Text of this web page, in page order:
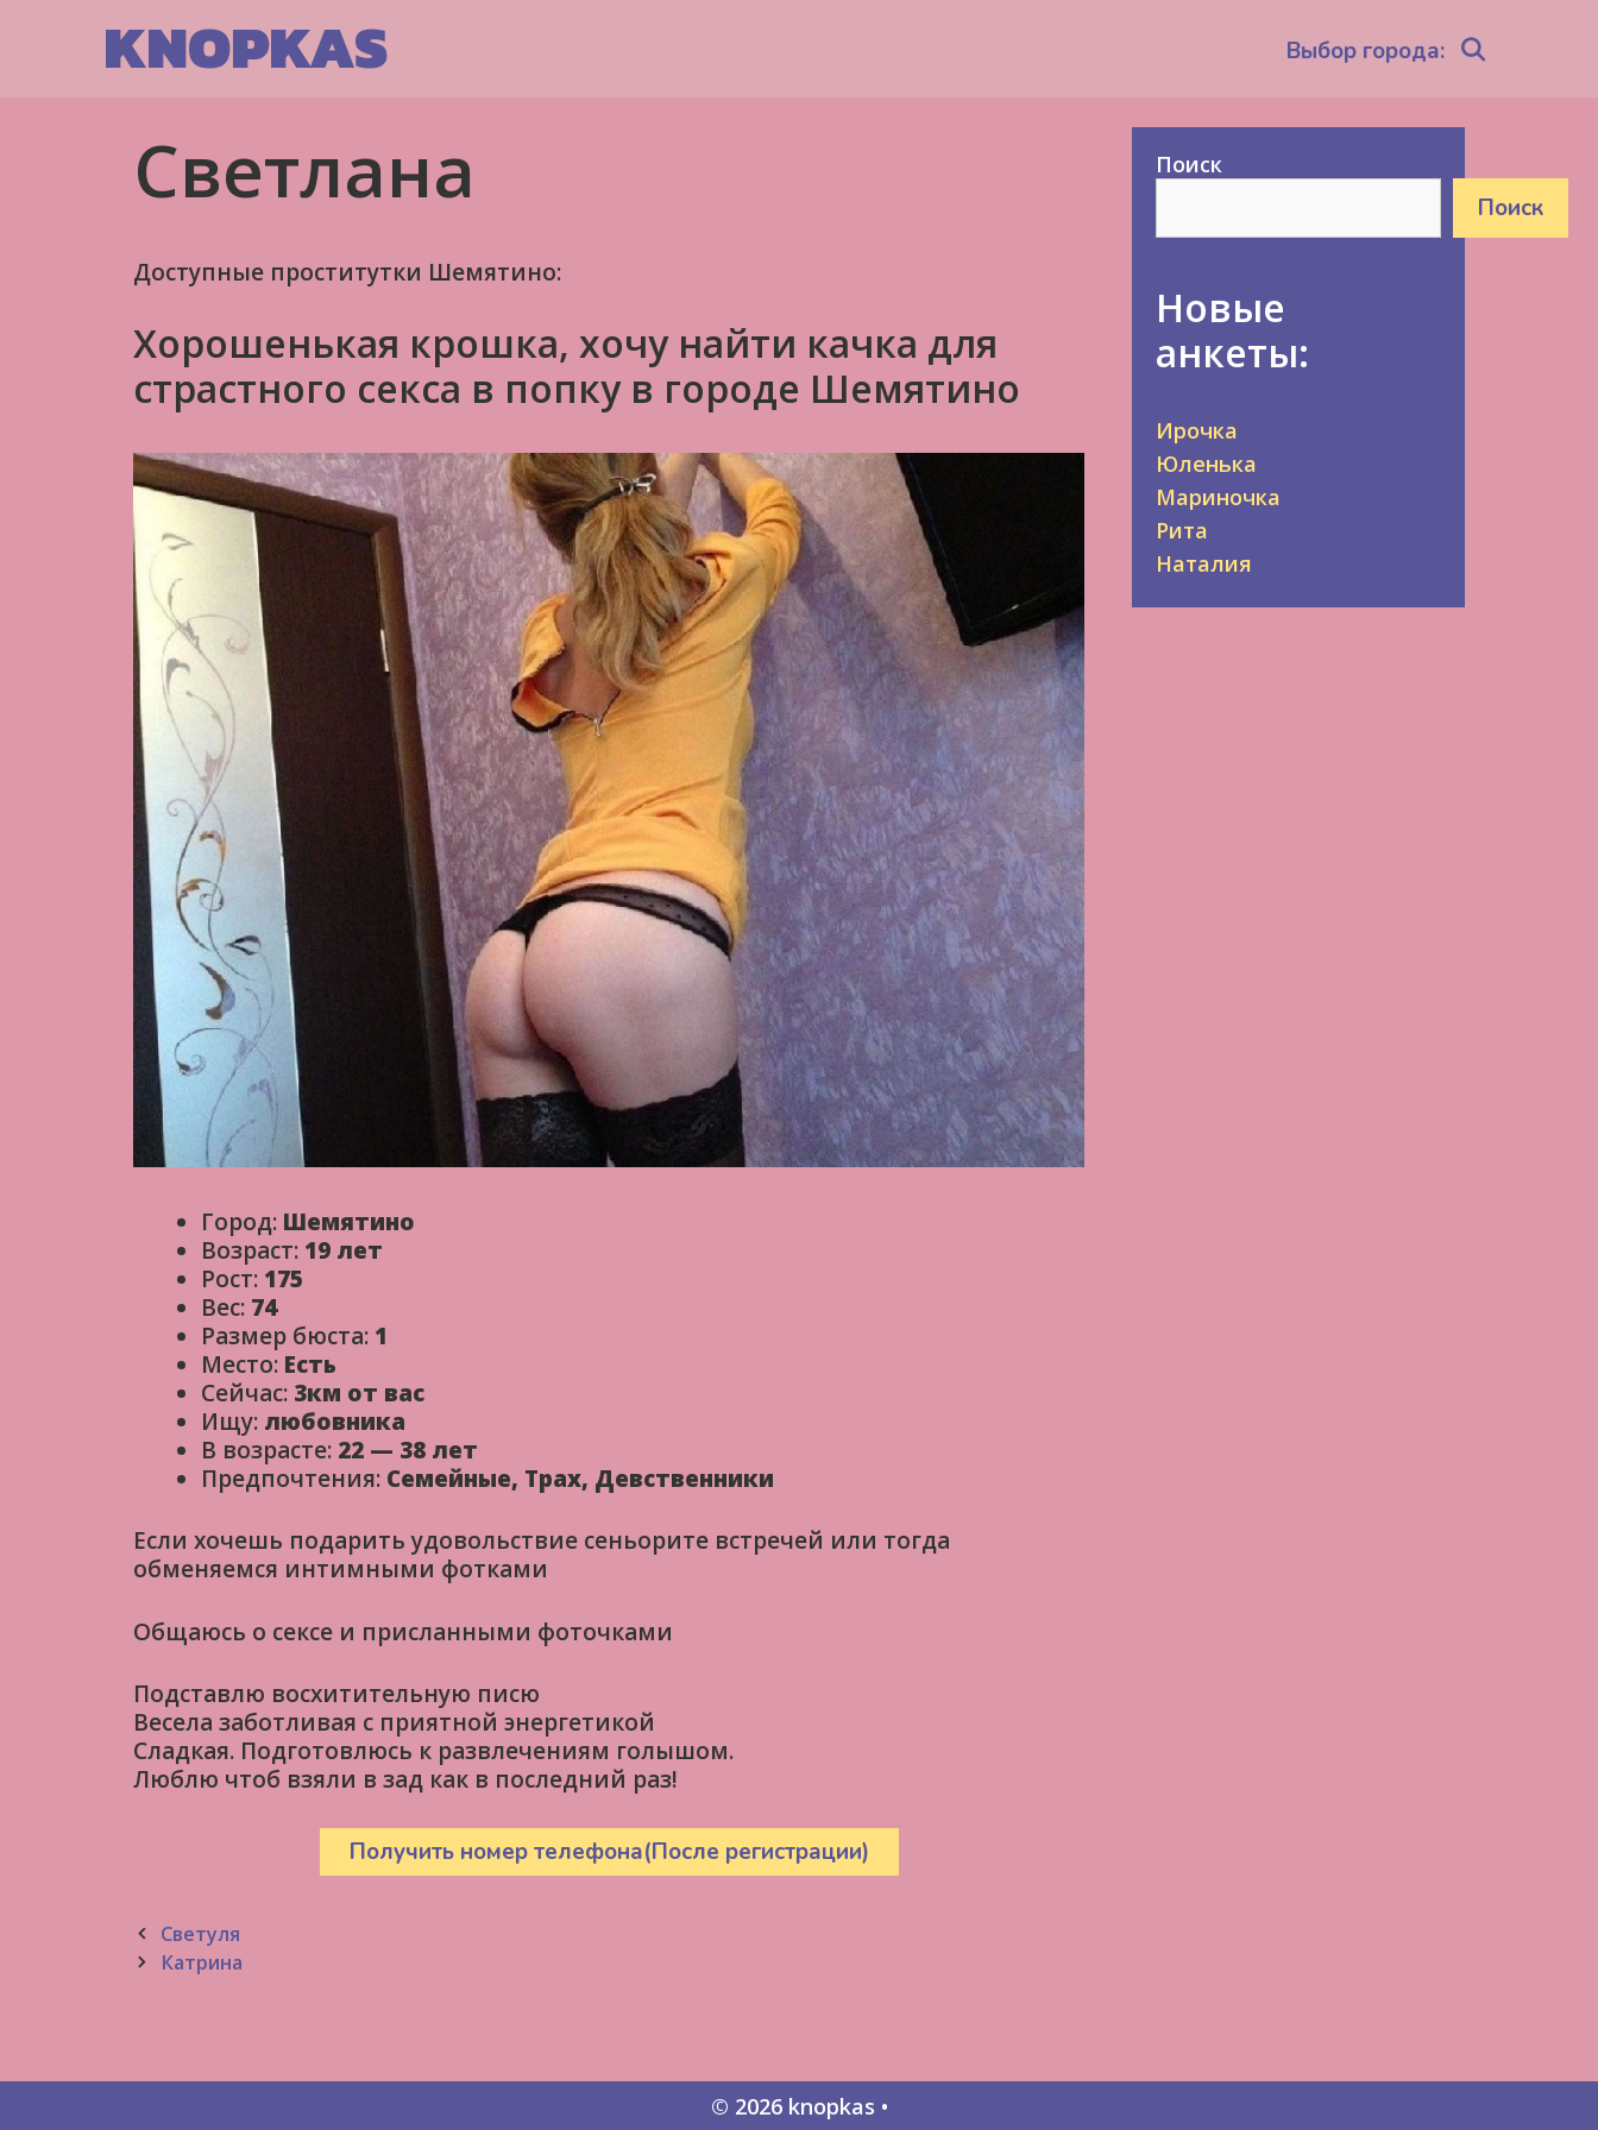
KNOPKAS Выбор города:
Светлана
Доступные проститутки Шемятино:
Хорошенькая крошка, хочу найти качка для
страстного секса в попку в городе Шемятино
Город: Шемятино
Возраст: 19 лет
Рост: 175
Вес: 74
Размер бюста: 1
Место: Есть
Сейчас: 3км от вас
Ищу: любовника
В возрасте: 22 — 38 лет
Предпочтения: Семейные, Трах, Девственники
Если хочешь подарить удовольствие сеньорите встречей или тогда
обменяемся интимными фотками
Общаюсь о сексе и приcланными фоточками
Подставлю восхитительную писю
Bесела заботливая с приятной энергетикой
Сладкая. Подготовлюсь к развлечениям голышом.
Люблю чтоб взяли в зад как в последний раз!
Получить номер телефона(После регистрации)
Post
navigation
Светуля
Катрина
Поиск
Поиск
Новые
анкеты:
Ирочка
Юленька
Мариночка
Рита
Наталия
© 2026 knopkas •